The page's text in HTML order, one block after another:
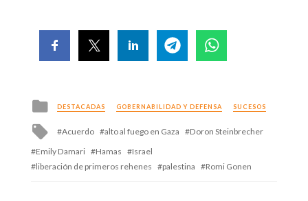
Posted
in
DESTACADAS GOBERNABILIDAD Y DEFENSA SUCESOS
Tagged
Acuerdo alto al fuego en Gaza
Doron Steinbrecher
Emily Damari
Hamas
Israel
liberación de primeros rehenes
palestina Romi Gonen